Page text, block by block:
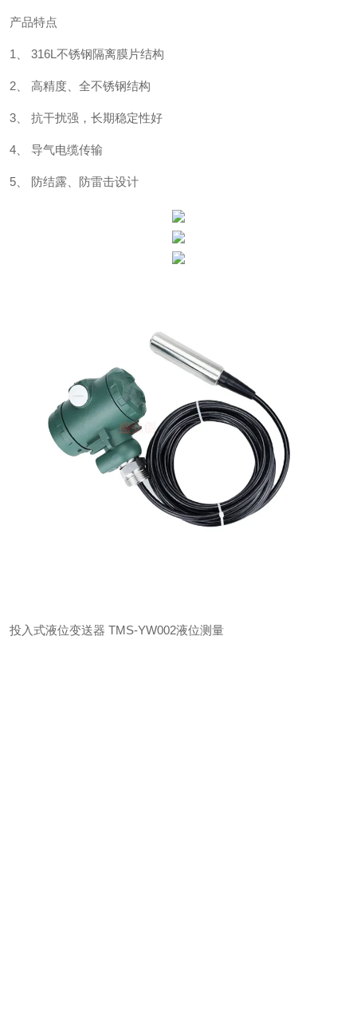
产品特点
1、 316L不锈钢隔离膜片结构
2、 高精度、全不锈钢结构
3、 抗干扰强，长期稳定性好
4、 导气电缆传输
5、 防结露、防雷击设计
投入式液位变送器 TMS-YW002液位测量